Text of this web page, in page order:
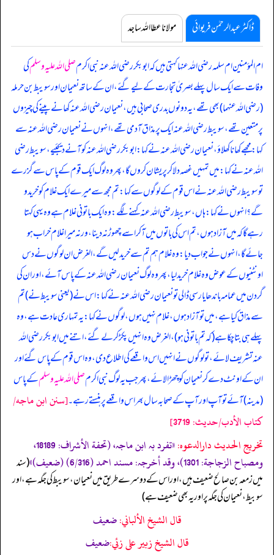
ڈاکٹر عبدالرحمٰن فریوائی مولانا عطا اللہ ساجد
ام المؤمنین ام سلمہ رضی اللہ عنہا کہتی ہیں کہابوبکر رضی اللہ عنہ نبی اکرمصلی اللہ علیہ وسلمکی
وفات سے ایک سال پہلے بصریٰ تجارت کے لیے گئے، ان کے ساتھ نعیمان اور سویبط بن حرملہ
(رضی اللہ عنہما) بھی تھے، یہ دونوں بدری صحابی ہیں، نعیمان رضی اللہ عنہ کھانے پینے کی چیزوں
پر متعین تھے، سویبط رضی اللہ عنہ ایک پر مذاق آدمی تھے، انہوں نے نعیمان رضی اللہ عنہ سے
کہا: مجھے کھانا کھلاؤ، نعیمان رضی اللہ عنہ نے کہا: ابوبکر رضی اللہ عنہ کو آنے دیجئیے، سویبط رضی
اللہ عنہ نے کہا: میں تمہیں غصہ دلا کر پریشان کروں گا، پھر وہ لوگ ایک قوم کے پاس سے گزرے
تو سویبط رضی اللہ عنہ نے اس قوم کے لوگوں سے کہا: تم مجھ سے میرے ایک غلام کو خریدو
گے؟ انہوں نے کہا: ہاں، سویبط رضی اللہ عنہ کہنے لگے: وہ ایک باتونی غلام ہے وہ یہی کہتا
رہے گا کہ میں آزاد ہوں، تم اس کی باتوں میں آ کر اسے چھوڑ نہ دینا، ورنہ میرا غلام خراب ہو
جائے گا، انہوں نے جواب دیا: وہ غلام ہم تم سے خرید لیں گے، الغرض ان لوگوں نے دس
اونٹنیوں کے عوض وہ غلام خرید لیا، پھر وہ لوگ نعیمان رضی اللہ عنہ کے پاس آئے، اور ان کی
گردن میں عمامہ باندھا یا رسی ڈالی تو نعیمان رضی اللہ عنہ نے کہا: اس نے (یعنی سویبط نے) تم
سے مذاق کیا ہے، میں تو آزاد ہوں، غلام نہیں ہوں، لوگوں نے کہا: یہ تمہاری عادت ہے، وہ
پہلے ہی بتا چکا ہے (کہ تم باتونی ہو)، الغرض وہ انہیں پکڑ کر لے گئے، اتنے میں ابوبکر رضی اللہ
عنہ تشریف لائے، تو لوگوں نے انہیں اس واقعے کی اطلاع دی، وہ اس قوم کے پاس گئے اور
ان کے اونٹ دے کر نعیمان کو چھڑا لائے، پھر جب یہ لوگ نبی اکرمصلی اللہ علیہ وسلمکے پاس
(مدینہ) آئے تو آپ اور آپ کے صحابہ سال بھر اس واقعے پر ہنستے رہے۔[سنن ابن ماجه/
كتاب الأدب/حدیث: 3719]
تخریج الحدیث دارالدعوہ:
«تفرد بہ ابن ماجہ، (تحفة الأشراف: 18189،
ومصباح الزجاجة: 1301)، وقد أخرجہ: مسند احمد (6/316) (ضعیف)»
‏‏‏‏ (سند
میں زمعہ بن صالح ضعیف ہیں، اور اس کے دوسرے طریق میں نعیمان، سویبط کی جگہ ہے، اور
سوبیط، نعیمان کی جگہ پر اور یہ بھی ضعیف ہے)
قال الشيخ الألباني:ضعيف
قال الشيخ زبير على زئي:ضعيف